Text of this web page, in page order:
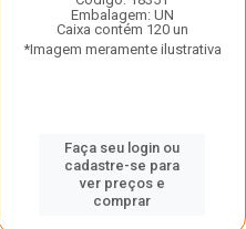
Embalagem: UN
Caixa contém 120 un
*Imagem meramente ilustrativa
Faça seu login ou
cadastre-se para
ver preços e
comprar